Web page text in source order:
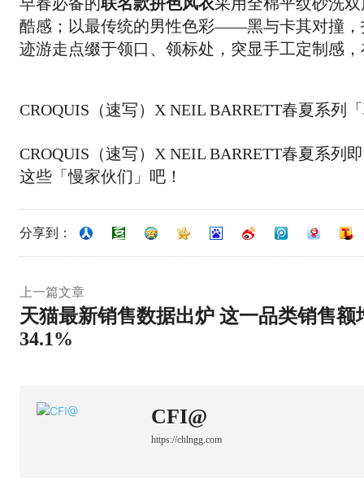
酷感；以最传统的男性色彩——黑与卡其对撞，
迹游走点缀于领口、领标处，突显手工定制感
CROQUIS（速写）X NEIL BARRETT春夏系列
CROQUIS（速写）X NEIL BARRETT春夏系列
这些「慢家伙们」吧！
分享到：
上一篇文章
天猫最新销售数据出炉 这一品类销售额
34.1%
CFI@
https://chlngg.com